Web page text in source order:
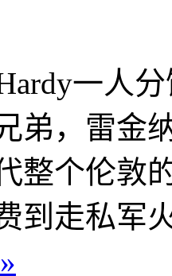
一人
弟，雷金
整个伦敦
到走私军